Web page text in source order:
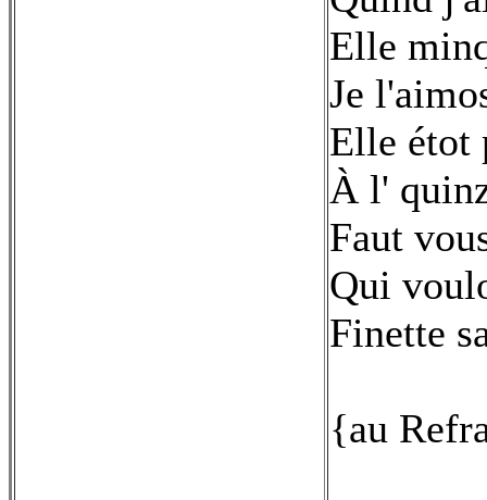
Elle
Je
Elle étot
À l'
Faut
Qui
Finette
{au